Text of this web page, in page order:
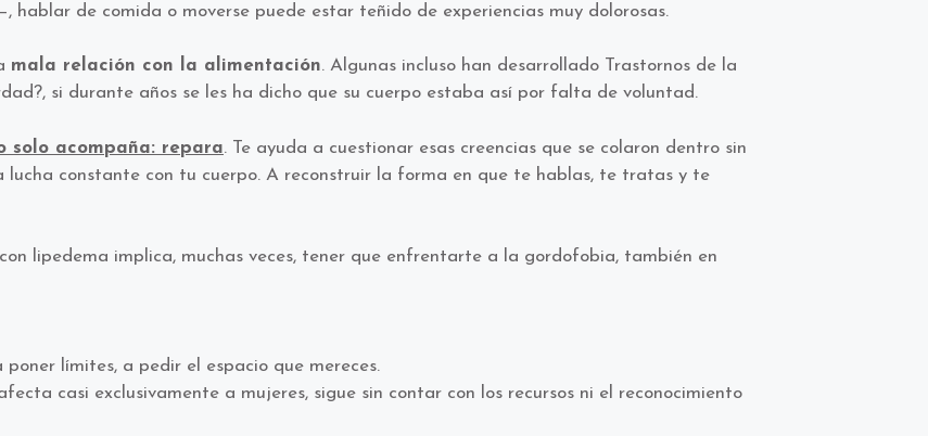
hablar de comida o moverse puede estar teñido de experiencias muy dolorosas.
mala relación con la alimentación. Algunas incluso han desarrollado Trastornos de la
si durante años se les ha dicho que su cuerpo estaba así por falta de voluntad.
solo acompaña: repara. Te ayuda a cuestionar esas creencias que se colaron dentro sin
lucha constante con tu cuerpo. A reconstruir la forma en que te hablas, te tratas y te
lipedema implica, muchas veces, tener que enfrentarte a la gordofobia, también en
límites, a pedir el espacio que mereces.
casi exclusivamente a mujeres, sigue sin contar con los recursos ni el reconocimiento